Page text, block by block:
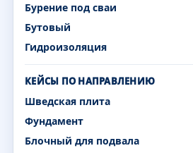
Бурение под сваи
Бутовый
Гидроизоляция
КЕЙСЫ ПО НАПРАВЛЕНИЮ
Шведская плита
Фундамент
Блочный для подвала